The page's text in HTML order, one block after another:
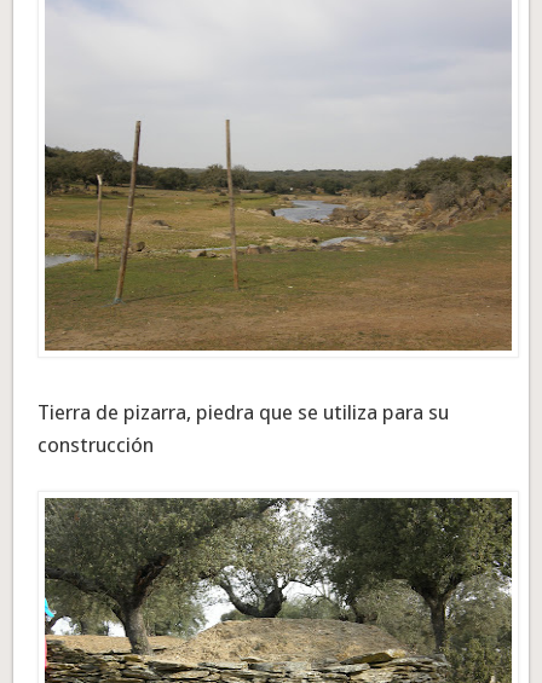
Tierra de pizarra, piedra que se utiliza para su
construcción